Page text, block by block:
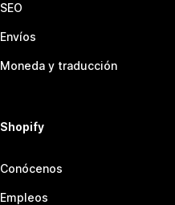
SEO
Envíos
Moneda y traducción
Shopify
Conócenos
Empleos